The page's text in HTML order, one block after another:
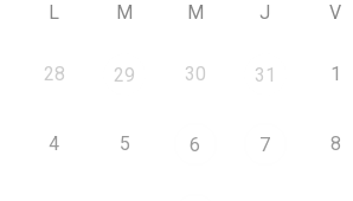
L M M J V
28 29 30 31 1
4 5 6 7 8